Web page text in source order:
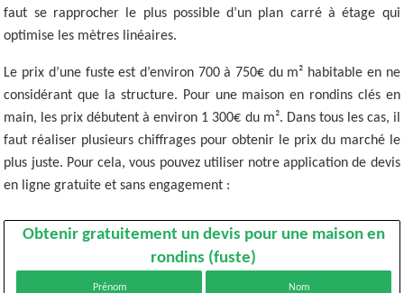
faut se rapprocher le plus possible d’un plan carré à étage qui
optimise les mètres linéaires.
Le prix d’une fuste est d’environ 700 à 750€ du m² habitable en ne
considérant que la structure. Pour une maison en rondins clés en
main, les prix débutent à environ 1 300€ du m². Dans tous les cas, il
faut réaliser plusieurs chiffrages pour obtenir le prix du marché le
plus juste. Pour cela, vous pouvez utiliser notre application de devis
en ligne gratuite et sans engagement :
Obtenir gratuitement un devis pour une maison en
rondins (fuste)